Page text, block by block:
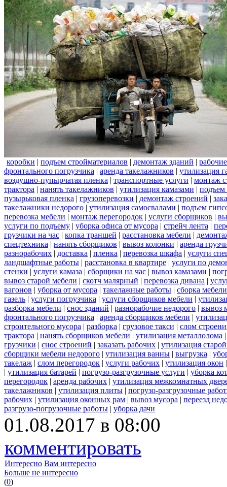
коробки | подъем стройматериалов | демонтаж зданий |
фронтального погрузчика | аренда такелажников | утилизация
воздушно-пупырчатая пленка | транспортные услуги | монтаж
трактора | нанять такелажников | утилизация камазами | подъем
пузырьковая пленка | грузоперевозки | демонтаж строений |
такелажники недорого | утилизация самосвалами | подъем
перевозка мебели | монтаж перегородок | услуги сборщиков |
услуги по подъему | уборка офиса от мусора | стрейч лента |
грузчики на час | копка траншей | расстановка мебели |
спецтехника | нанять сборщиков | вывоз колонки | аренда
разнорабочих | доставка | пленка | перевозка шкафа | услуги
ландшафтные работы | расстановка в квартире | услуги по
стенки | услуги камаза | сборщики на час | вывоз камазами |
вывоз старой мебели | скотч малярный | перевозка дивана |
вагонов | уборка от мусора | такелажные работы | сборка мебели
газель | услуги погрузчика | услуги сборщиков мебели |
разборка мебели | снос зданий | разнорабочие недорого | вывоз
фронтального погрузчика | аренда сборщиков мебели |
строительного мусора | разборка | грузовое такси | слом
трактора | нанять сборщиков мебели | утилизация металлолома
грузчики | снос строений | заказать рабочих | утилизация
сборщики мебели недорого | утилизация ванны | выгрузка |
такелаж | слом перегородок | услуги рабочих | утилизация окон
| утилизация батарей | погрузо-разгрузочные услуги | уборка
перегородок | аренда рабочих | утилизация межкомнатных
такелажников | утилизация плиты | погрузо-разгрузочные
рабочих | утилизация оконных рам | вывоз мусора | переезд
разгрузо-погрузочные работы | уборка дачи
01.08.2017 в 08:00
комментировать
Интересно Вам интересно
Больше не интересно
(0)